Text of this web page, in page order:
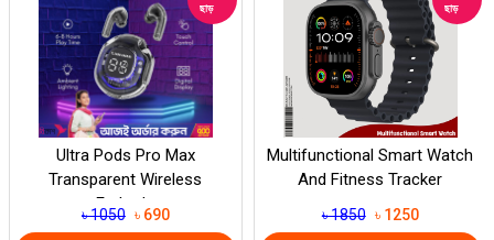
ছাড়
Ultra Pods Pro Max
Transparent Wireless
Earbuds
৳ 1050 ৳ 690
ছাড়
Multifunctional Smart Watch
And Fitness Tracker
৳ 1850 ৳ 1250